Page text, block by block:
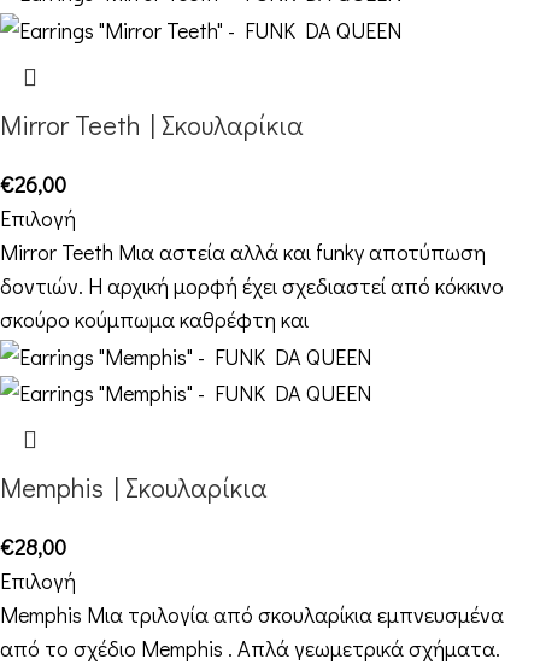
Mirror Teeth | Σκουλαρίκια
€26,00
Επιλογή
Mirror Teeth Μια αστεία αλλά και funky αποτύπωση
δοντιών. Η αρχική μορφή έχει σχεδιαστεί από κόκκινο
σκούρο κούμπωμα καθρέφτη και
Memphis | Σκουλαρίκια
€28,00
Επιλογή
Memphis Μια τριλογία από σκουλαρίκια εμπνευσμένα
από το σχέδιο Memphis . Απλά γεωμετρικά σχήματα.